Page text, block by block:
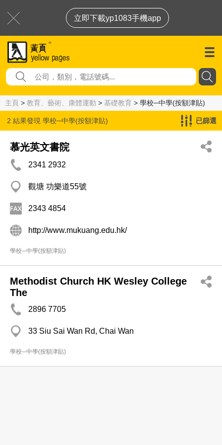
立即下載yp1083手機app
主頁 > 教育、藝術、康體運動 > 基礎教育 > 學校─中學(按額津貼)
2 結果發現 學校─中學(按額津貼) 已篩選
慕光英文書院
2341 2932
觀塘 功樂道55號
2343 4854
http://www.mukuang.edu.hk/
學校─中學(按額津貼)
Methodist Church HK Wesley College
The
2896 7705
33 Siu Sai Wan Rd, Chai Wan
學校─中學(按額津貼)